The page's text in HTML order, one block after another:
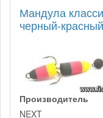
Мандула
черный-
Производитель
NEXT